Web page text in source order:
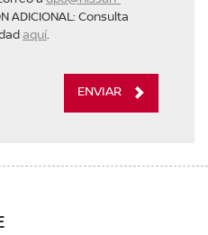
ADICIONAL: Consulta
aquí.
ENVIAR